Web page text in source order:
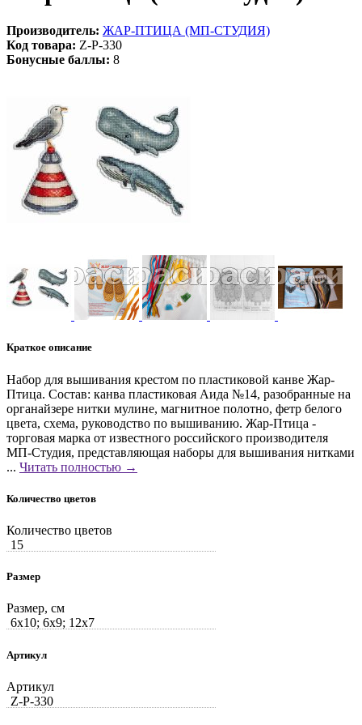
Производитель: ЖАР-ПТИЦА (МП-СТУДИЯ)
Код товара: Z-Р-330
Бонусные баллы: 8
Краткое описание
Набор для вышивания крестом по пластиковой канве Жар-
Птица. Состав: канва пластиковая Аида №14, разобранные на
органайзере нитки мулине, магнитное полотно, фетр белого
цвета, схема, руководство по вышиванию. Жар-Птица -
торговая марка от известного российского производителя
МП-Студия, представляющая наборы для вышивания нитками
... Читать полностью →
Количество цветов
Количество цветов
15
Размер
Размер, см
6x10; 6x9; 12x7
Артикул
Артикул
Z-Р-330